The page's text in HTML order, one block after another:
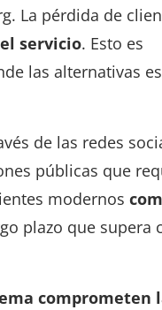
La pérdida de
servicio. Esto es
las alternativas
de las redes
públicas que
modernos
plazo que supera
comprometen